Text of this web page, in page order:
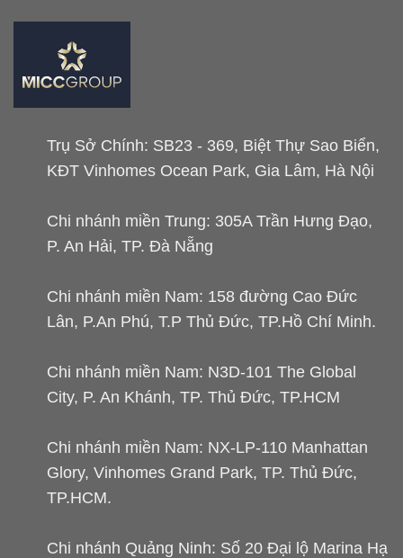
Trụ Sở Chính: SB23 - 369, Biệt Thự Sao Biển,
KĐT Vinhomes Ocean Park, Gia Lâm, Hà Nội
Chi nhánh miền Trung: 305A Trần Hưng Đạo,
P. An Hải, TP. Đà Nẵng
Chi nhánh miền Nam: 158 đường Cao Đức
Lân, P.An Phú, T.P Thủ Đức, TP.Hồ Chí Minh.
Chi nhánh miền Nam: N3D-101 The Global
City, P. An Khánh, TP. Thủ Đức, TP.HCM
Chi nhánh miền Nam: NX-LP-110 Manhattan
Glory, Vinhomes Grand Park, TP. Thủ Đức,
TP.HCM.
Chi nhánh Quảng Ninh: Số 20 Đại lộ Marina Hạ